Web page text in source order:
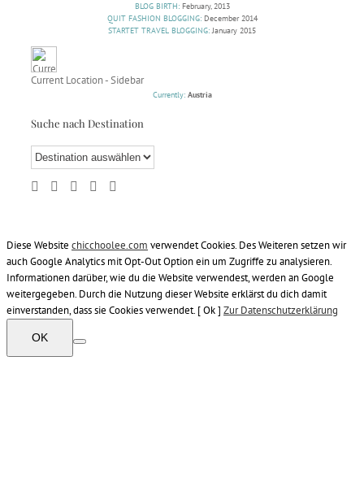
BLOG BIRTH:February, 2013
QUIT FASHION BLOGGING:December 2014
STARTET TRAVEL BLOGGING:January 2015
Current Location - Sidebar
Currently: Austria
Suche nach Destination
Diese Website chicchoolee.com verwendet Cookies. Des Weiteren setzen wir
auch Google Analytics mit Opt-Out Option ein um Zugriffe zu analysieren.
Informationen darüber, wie du die Website verwendest, werden an Google
weitergegeben. Durch die Nutzung dieser Website erklärst du dich damit
einverstanden, dass sie Cookies verwendet. [ Ok ] Zur Datenschutzerklärung
OK